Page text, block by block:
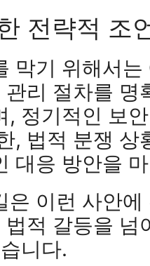
전략적 조
막기 위해서
리 절차를 명
, 정기적인 보
, 법적 분쟁
대응 방안을
은 이런 사안
적 갈등을 넘
니다.